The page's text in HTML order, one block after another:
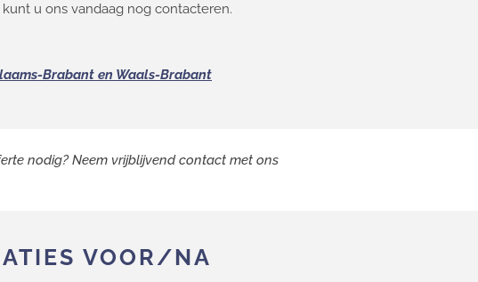
u ons vandaag nog contacteren.
Brabant en Waals-Brabant
nodig? Neem vrijblijvend contact met ons
VOOR/NA